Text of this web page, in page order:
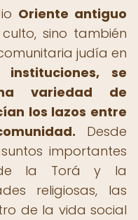
Oriente antiguo
sino también
judía en
instituciones, se
variedad de
los lazos entre
Desde
importantes
la Torá y la
religiosas, las
de la vida social